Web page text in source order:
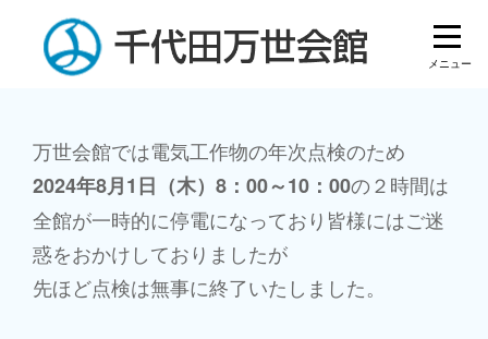
content
万世会館では電気工作物の年次点検のため
2024年8月1日（木） 8：00～10：00の２時間は
全館が一時的に停電になっており皆様にはご迷
惑をおかけしておりましたが
先ほど点検は無事に終了いたしました。
投
稿
ナ
ビ